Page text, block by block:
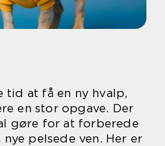
tid at få en ny hvalp,
en stor opgave. Der
gøre for at forberede
pelsede ven. Her er